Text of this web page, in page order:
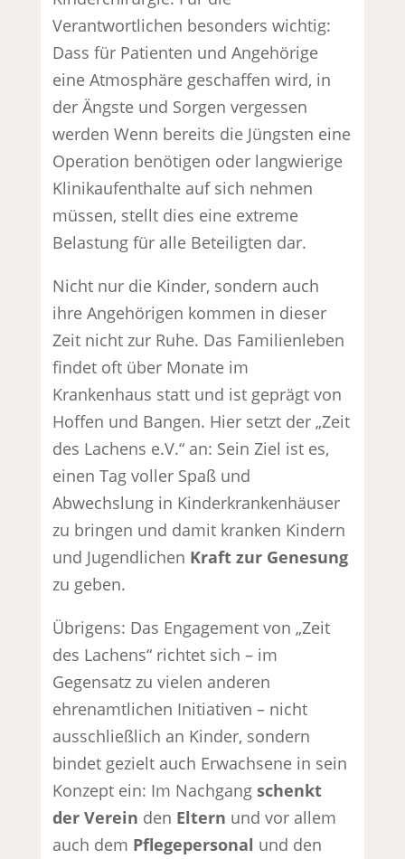
Verantwortlichen besonders wichtig:
Dass für Patienten und Angehörige
eine Atmosphäre geschaffen wird, in
der Ängste und Sorgen vergessen
werden Wenn bereits die Jüngsten eine
Operation benötigen oder langwierige
Klinikaufenthalte auf sich nehmen
müssen, stellt dies eine extreme
Belastung für alle Beteiligten dar.
Nicht nur die Kinder, sondern auch
ihre Angehörigen kommen in dieser
Zeit nicht zur Ruhe. Das Familienleben
findet oft über Monate im
Krankenhaus statt und ist geprägt von
Hoffen und Bangen. Hier setzt der „Zeit
des Lachens e.V.“ an: Sein Ziel ist es,
einen Tag voller Spaß und
Abwechslung in Kinderkrankenhäuser
zu bringen und damit kranken Kindern
und Jugendlichen Kraft zur Genesung
zu geben.
Übrigens: Das Engagement von „Zeit
des Lachens“ richtet sich – im
Gegensatz zu vielen anderen
ehrenamtlichen Initiativen – nicht
ausschließlich an Kinder, sondern
bindet gezielt auch Erwachsene in sein
Konzept ein: Im Nachgangschenkt
der Verein den Eltern und vor allem
auch dem Pflegepersonal und den